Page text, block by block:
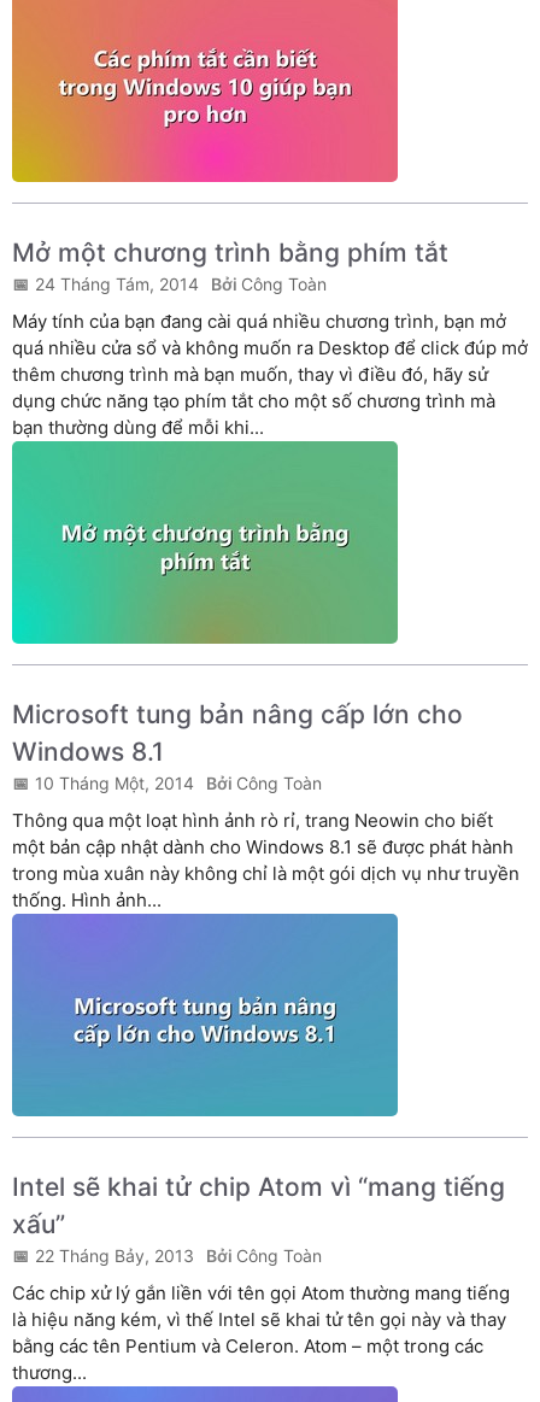
Mở một chương trình bằng phím tắt
24 Tháng Tám, 2014 Công Toàn
Máy tính của bạn đang cài quá nhiều chương trình, bạn mở
quá nhiều cửa sổ và không muốn ra Desktop để click đúp mở
thêm chương trình mà bạn muốn, thay vì điều đó, hãy sử
dụng chức năng tạo phím tắt cho một số chương trình mà
bạn thường dùng để mỗi khi...
Microsoft tung bản nâng cấp lớn cho
Windows 8.1
10 Tháng Một, 2014 Công Toàn
Thông qua một loạt hình ảnh rò rỉ, trang Neowin cho biết
một bản cập nhật dành cho Windows 8.1 sẽ được phát hành
trong mùa xuân này không chỉ là một gói dịch vụ như truyền
thống. Hình ảnh...
Intel sẽ khai tử chip Atom vì “mang tiếng
xấu”
22 Tháng Bảy, 2013 Công Toàn
Các chip xử lý gắn liền với tên gọi Atom thường mang tiếng
là hiệu năng kém, vì thế Intel sẽ khai tử tên gọi này và thay
bằng các tên Pentium và Celeron. Atom – một trong các
thương...